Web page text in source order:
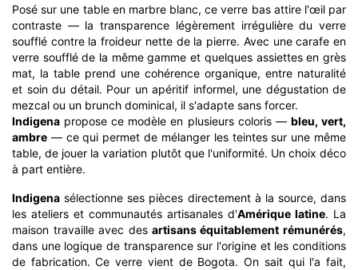
Posé sur une table en marbre blanc, ce verre bas attire l'œil par
contraste — la transparence légèrement irrégulière du verre
soufflé contre la froideur nette de la pierre. Avec une carafe en
verre soufflé de la même gamme et quelques assiettes en grès
mat, la table prend une cohérence organique, entre naturalité
et soin du détail. Pour un apéritif informel, une dégustation de
mezcal ou un brunch dominical, il s'adapte sans forcer.
Indigena propose ce modèle en plusieurs coloris — bleu, vert,
ambre — ce qui permet de mélanger les teintes sur une même
table, de jouer la variation plutôt que l'uniformité. Un choix déco
à part entière.
Indigena sélectionne ses pièces directement à la source, dans
les ateliers et communautés artisanales d'Amérique latine. La
maison travaille avec des artisans équitablement rémunérés,
dans une logique de transparence sur l'origine et les conditions
de fabrication. Ce verre vient de Bogota. On sait qui l'a fait,